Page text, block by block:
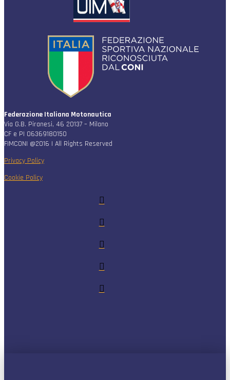
Federazione Italiana Motonautica
Via G.B. Piranesi, 46 20137 – Milano
CF e PI 06369180150
FIMCONI @2016 | All Rights Reserved
Privacy Policy
Cookie Policy